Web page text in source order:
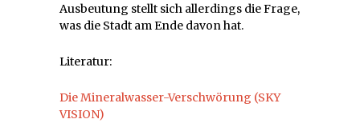
Ausbeutung stellt sich allerdings die Frage,
was die Stadt am Ende davon hat.
Literatur:
Die Mineralwasser-Verschwörung (SKY
VISION)